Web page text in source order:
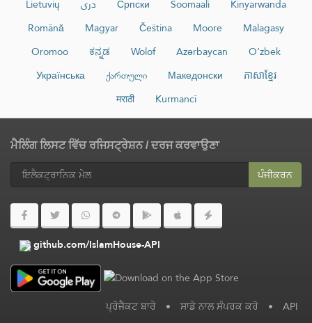
Lietuvių
دری Српски Soomaali
Kinyarwanda
Română
Magyar Čeština Moore
Malagasy
Oromoo
ಕನ್ನಡ Wolof Azərbaycan
O‘zbek
Українська
ქართული Македонски
ភាសាខ្មែរ
मराठी
Kurmancî
ਮੈਲਿੰਗ ਲਿਸਟ ਵਿੱਚ ਰਜਿਸਟ੍ਰੇਸ਼ਨ / ਦਰਜ ਕਰਵਾਉਣਾ
ਪੰਜੀਕਰਨ
github.com/IslamHouse-API
ਪ੍ਰੋਜੈਕਟ ਬਾਰੇ • ਸਾਡੇ ਨਾਲ ਸੰਪਰਕ ਕਰੋ • API